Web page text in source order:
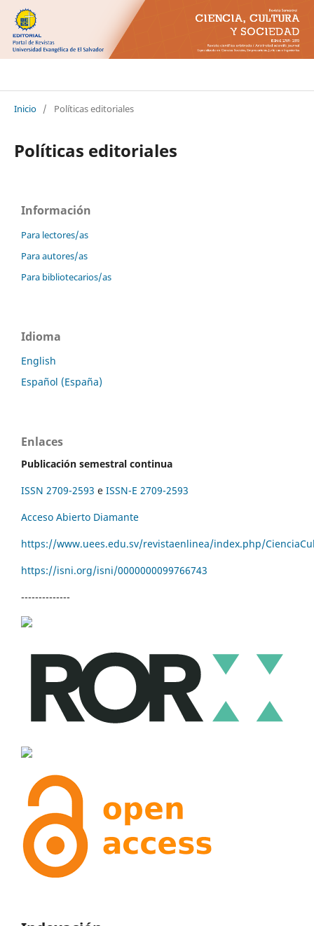
Inicio / Políticas editoriales
Políticas editoriales
Información
Para lectores/as
Para autores/as
Para bibliotecarios/as
Idioma
English
Español (España)
Enlaces
Publicación semestral continua
ISSN 2709-2593 e ISSN-E 2709-2593
Acceso Abierto Diamante
https://www.uees.edu.sv/revistaenlinea/index.php/
https://isni.org/isni/0000000099766743
--------------